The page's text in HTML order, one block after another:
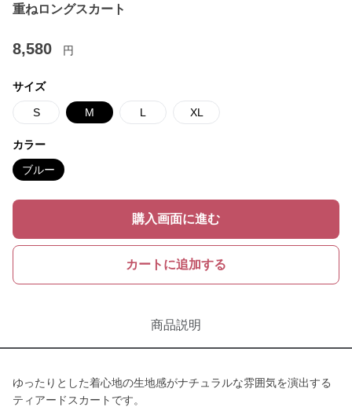
重ねロングスカート
8,580 円
サイズ
S M L XL
カラー
ブルー
購入画面に進む
カートに追加する
商品説明
ゆったりとした着心地の生地感がナチュラルな雰囲気を演出する
ティアードスカートです。